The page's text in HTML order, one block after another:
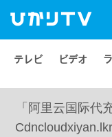
テレビ ビデオ
「阿里云国际代